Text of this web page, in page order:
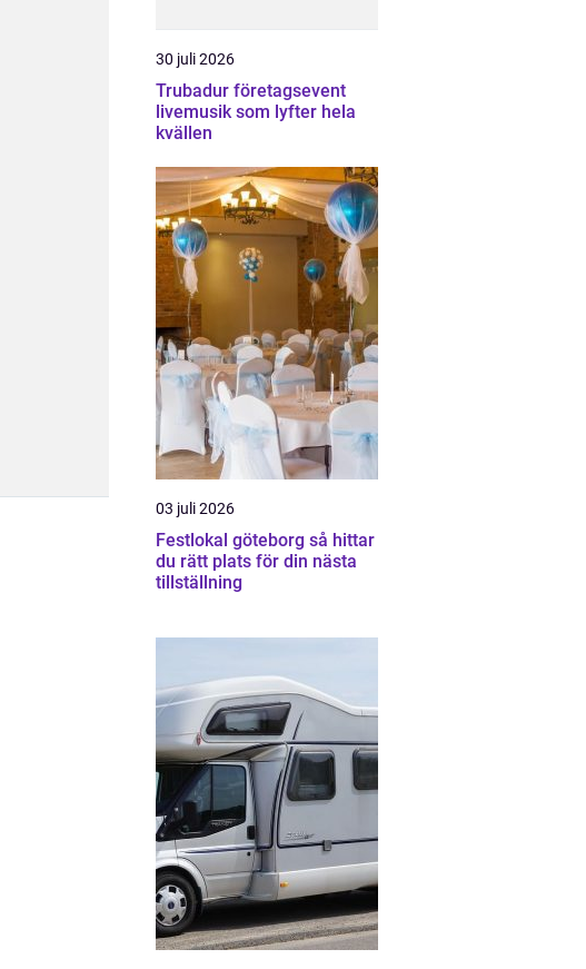
30 juli 2026
Trubadur företagsevent
livemusik som lyfter hela
kvällen
03 juli 2026
Festlokal göteborg så hittar
du rätt plats för din nästa
tillställning